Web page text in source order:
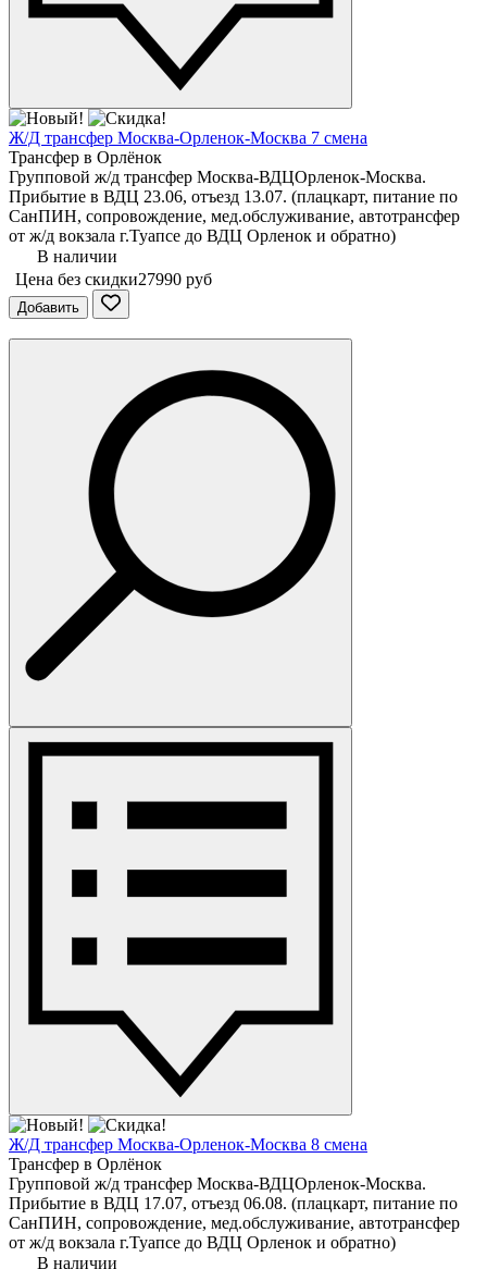
Ж/Д трансфер Москва-Орленок-Москва 7 смена
Трансфер в Орлёнок
Групповой ж/д трансфер Москва-ВДЦОрленок-Москва.
Прибытие в ВДЦ 23.06, отъезд 13.07. (плацкарт, питание по
СанПИН, сопровождение, мед.обслуживание, автотрансфер
от ж/д вокзала г.Туапсе до ВДЦ Орленок и обратно)
В наличии
Цена без скидки27990 руб
Добавить
Ж/Д трансфер Москва-Орленок-Москва 8 смена
Трансфер в Орлёнок
Групповой ж/д трансфер Москва-ВДЦОрленок-Москва.
Прибытие в ВДЦ 17.07, отъезд 06.08. (плацкарт, питание по
СанПИН, сопровождение, мед.обслуживание, автотрансфер
от ж/д вокзала г.Туапсе до ВДЦ Орленок и обратно)
В наличии